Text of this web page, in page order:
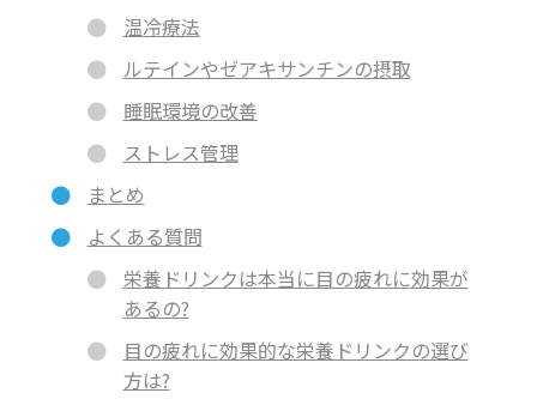
温冷療法
ルテインやゼアキサンチンの摂取
睡眠環境の改善
ストレス管理
まとめ
よくある質問
栄養ドリンクは本当に目の疲れに効果が
あるの?
目の疲れに効果的な栄養ドリンクの選び
方は?